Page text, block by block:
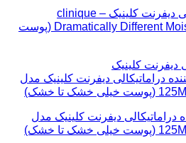
ژل آبرسان دراماتیکالی دیفرنت کلینیک – clinique
Dramatically Different Moisturizing Gel 125 ml (پوست
دیفرنت کلینیک مدل